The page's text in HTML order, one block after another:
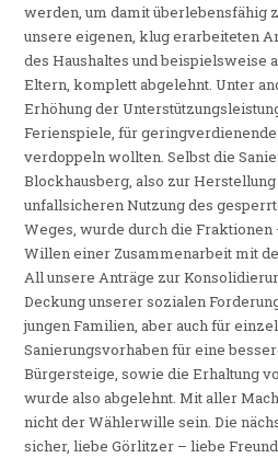
werden, um damit überlebensfähig
unsere eigenen, klug erarbeiteten
des Haushaltes und beispielsweise
Eltern, komplett abgelehnt. Unter
Erhöhung der
Ferienspiele, für
verdoppeln wollten. Selbst die
Blockhausberg, also zur
unfallsicheren Nutzung des
Weges, wurde durch die
Willen einer Zusammenarbeit mit
All unsere Anträge zur
Deckung unserer sozialen
jungen Familien, aber auch für
Sanierungsvorhaben für eine
Bürgersteige, sowie die Erhaltung
wurde also abgelehnt. Mit aller
nicht der Wählerwille sein. Die
sicher, liebe Görlitzer – liebe